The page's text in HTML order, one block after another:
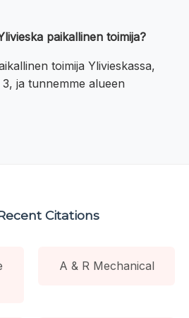
paikallinen toimija?
toimija Ylivieskassa,
ja tunnemme alueen
Citations
A & R Mechanical